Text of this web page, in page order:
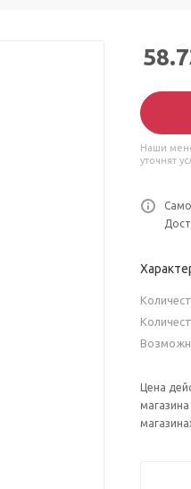
Наши
уточнят
Цена